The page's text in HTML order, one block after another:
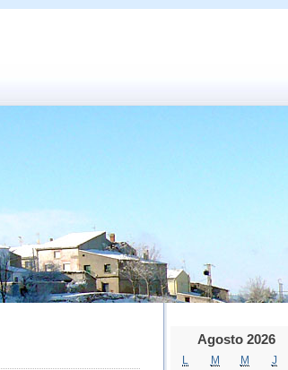
Agosto 2026
M M J